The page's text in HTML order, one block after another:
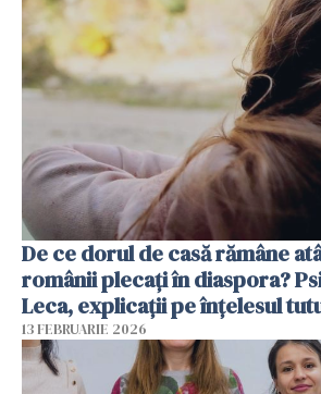
De ce dorul de casă rămâne
românii plecați în diaspora?
Leca, explicații pe înțelesul
13 FEBRUARIE 2026